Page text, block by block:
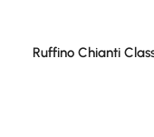
Ruffino Chianti